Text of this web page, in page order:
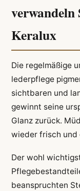
Keralux
Die regelmäßige
lederpflege
sichtbaren und
gewinnt seine
Glanz zurück.
wieder frisch und
Der wohl
beanspruchten